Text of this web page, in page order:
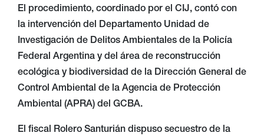
El procedimiento, coordinado por el CIJ, contó con
la intervención del Departamento Unidad de
Investigación de Delitos Ambientales de la Policía
Federal Argentina y del área de reconstrucción
ecológica y biodiversidad de la Dirección General de
Control Ambiental de la Agencia de Protección
Ambiental (APRA) del GCBA.
El fiscal Rolero Santurián dispuso secuestro de la